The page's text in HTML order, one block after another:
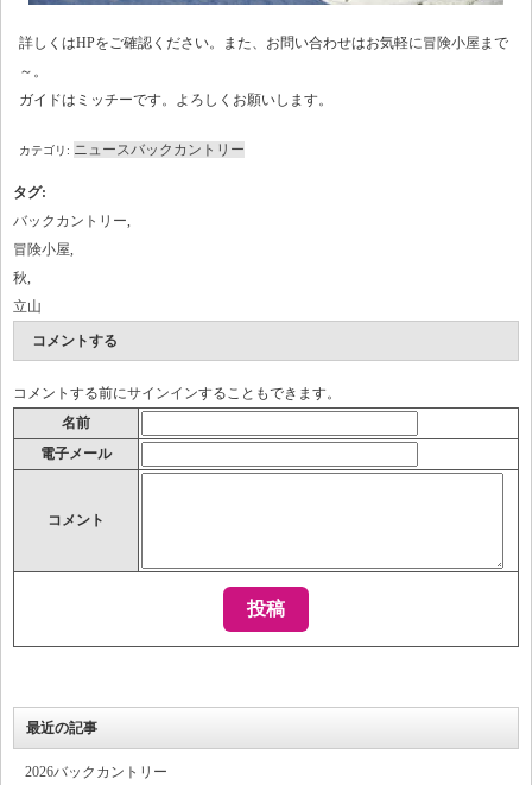
詳しくはHPをご確認ください。また、お問い合わせはお気軽に冒険小屋 まで
～。
ガイドはミッチーです。よろしくお願いします。
カテゴリ: ニュース バックカントリー
タグ:
バックカントリー
冒険小屋
秋
立山
コメントする
コメントする前にサインインすることもできます。
名前
電子メール
コメント
最近の記事
2026バックカントリー